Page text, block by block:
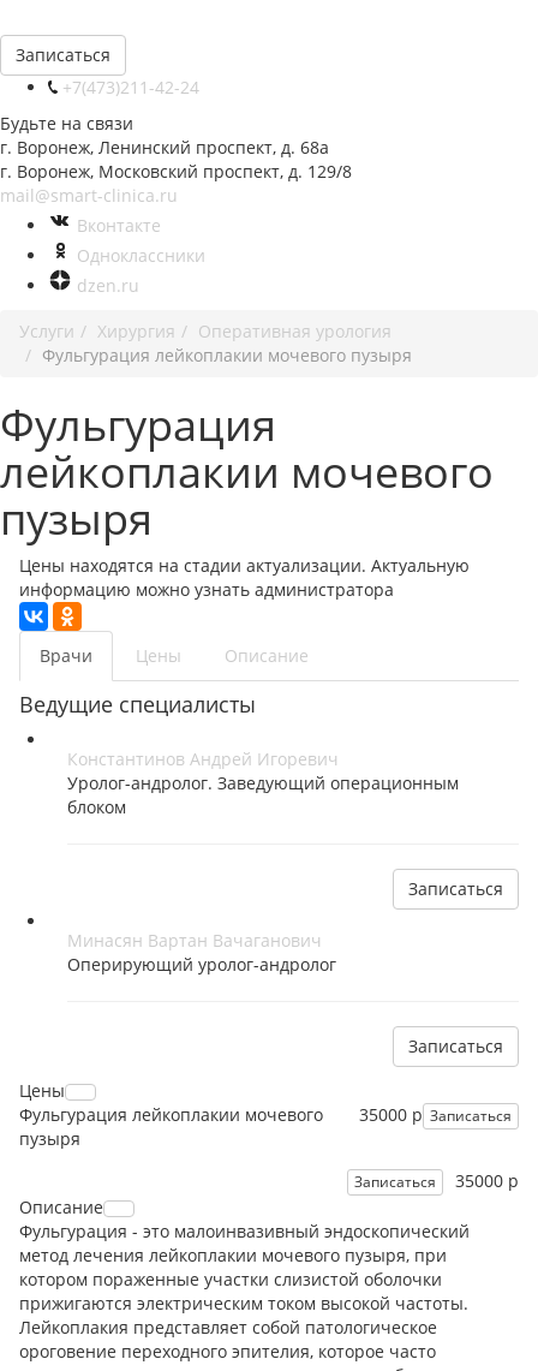
Записаться
+7(473)211-42-24
Будьте на связи
г. Воронеж, Ленинский проспект, д. 68а
г. Воронеж, Московский проспект, д. 129/8
mail@smart-clinica.ru
Вконтакте
Одноклассники
dzen.ru
Услуги
Хирургия
Оперативная урология
Фульгурация лейкоплакии мочевого пузыря
Фульгурация
лейкоплакии мочевого
пузыря
Цены находятся на стадии актуализации. Актуальную
информацию можно узнать администратора
Врачи Цены Описание
Ведущие специалисты
Константинов Андрей Игоревич
Уролог-андролог. Заведующий операционным
блоком
Записаться
Минасян Вартан Вачаганович
Оперирующий уролог-андролог
Записаться
Цены
Записаться
35000 р
Фульгурация лейкоплакии мочевого
пузыря
35000 р
Записаться
Описание
Фульгурация - это малоинвазивный эндоскопический
метод лечения лейкоплакии мочевого пузыря, при
котором пораженные участки слизистой оболочки
прижигаются электрическим током высокой частоты.
Лейкоплакия представляет собой патологическое
ороговение переходного эпителия, которое часто